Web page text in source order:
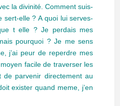
la divinité. Comment suis-
sert-elle ? A quoi lui serves-
t elle ?Je perdais mes
pourquoi ? Je me sens
j’ai peur de reperdre mes
facile de traverser les
de parvenir directement au
exister quand meme, j’en